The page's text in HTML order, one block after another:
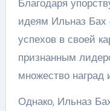
Благодаря
идеям Ильназ Бах
успехов в своей
признанным
множество наград
Однако, Ильназ